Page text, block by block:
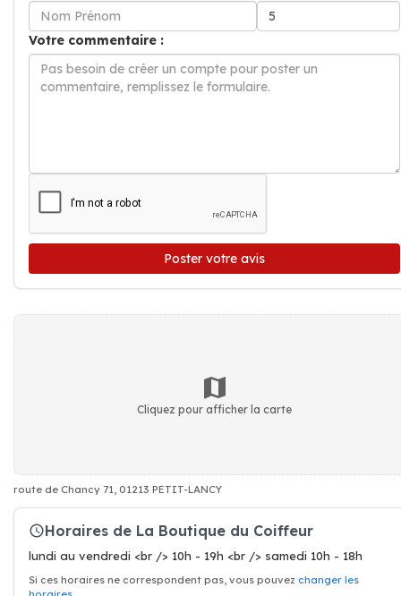
Votre commentaire :
Poster votre avis
Cliquez pour afficher la carte
route de Chancy 71, 01213 PETIT-LANCY
Horaires de La Boutique du Coiffeur
lundi au vendredi <br /> 10h - 19h <br /> samedi 10h - 18h
Si ces horaires ne correspondent pas, vous pouvez changer les